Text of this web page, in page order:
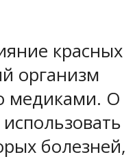
красных
организм
медиками. О
болезней,